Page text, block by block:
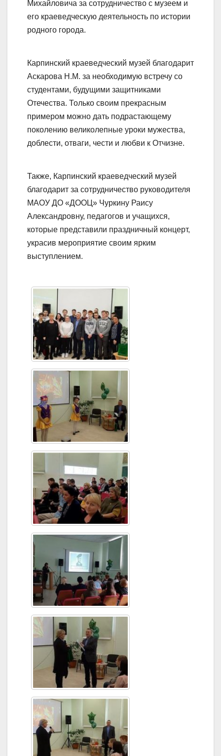
Михайловича за сотрудничество с музеем и
его краеведческую деятельность по истории
родного города.
Карпинский краеведческий музей благодарит
Аскарова Н.М. за необходимую встречу со
студентами, будущими защитниками
Отечества. Только своим прекрасным
примером можно дать подрастающему
поколению великолепные уроки мужества,
доблести, отваги, чести и любви к Отчизне.
Также, Карпинский краеведческий музей
благодарит за сотрудничество руководителя
МАОУ ДО «ДООЦ» Чуркину Раису
Александровну, педагогов и учащихся,
которые представили праздничный концерт,
украсив мероприятие своим ярким
выступлением.